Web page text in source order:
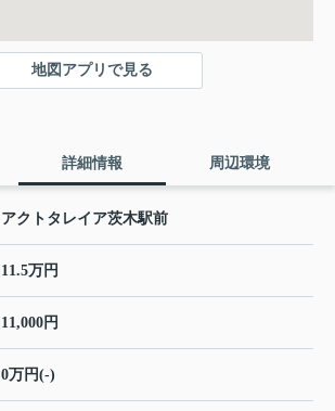
地図アプリで見る
詳細情報 周辺環境
アクトタレイア茨木駅前
11.5万円
11,000円
0万円(-)